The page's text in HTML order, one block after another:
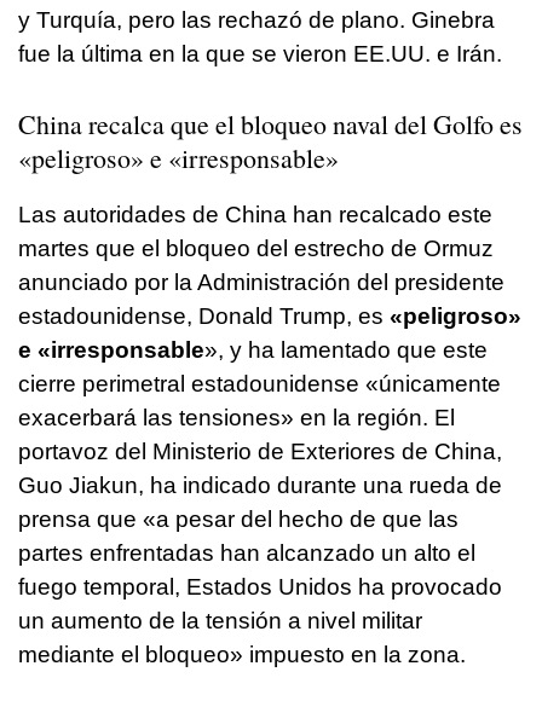
y Turquía, pero las rechazó de plano. Ginebra
fue la última en la que se vieron EE.UU. e Irán.
China recalca que el bloqueo naval del Golfo es
«peligroso» e «irresponsable»
Las autoridades de China han recalcado este
martes que el bloqueo del estrecho de Ormuz
anunciado por la Administración del presidente
estadounidense, Donald Trump, es «peligroso»
e «irresponsable», y ha lamentado que este
cierre perimetral estadounidense «únicamente
exacerbará las tensiones» en la región. El
portavoz del Ministerio de Exteriores de China,
Guo Jiakun, ha indicado durante una rueda de
prensa que «a pesar del hecho de que las
partes enfrentadas han alcanzado un alto el
fuego temporal, Estados Unidos ha provocado
un aumento de la tensión a nivel militar
mediante el bloqueo» impuesto en la zona.